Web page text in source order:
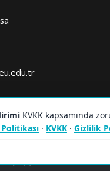
KVKK kapsamında
· KVKK · Gizlilik